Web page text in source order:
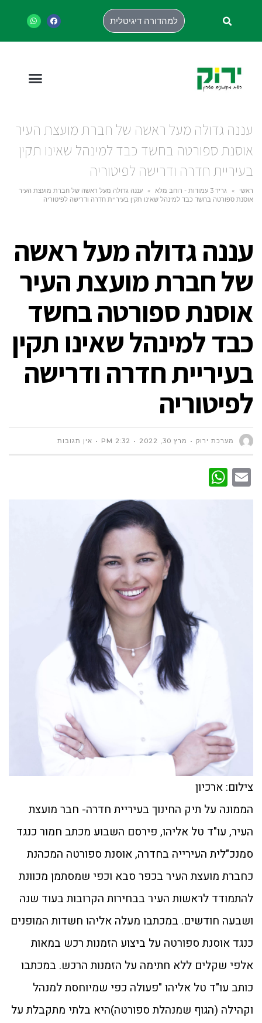
למהדורה דיגיטלית
עננה גדולה מעל ראשה של חברת מועצת העיר
אוסנת ספורטה בחשד כבד למינהל שאינו תקין
בעיריית חדרה ודרישה לפיטוריה
ראשי » גריד 3 עמודות - רוחב מלא »
עננה גדולה מעל ראשה של חברת מועצת העיר
אוסנת ספורטה בחשד כבד למינהל שאינו תקין בעיריית חדרה ודרישה לפיטוריה
עננה גדולה מעל ראשה
של חברת מועצת העיר
אוסנת ספורטה בחשד
כבד למינהל שאינו תקין
בעיריית חדרה ודרישה
לפיטוריה
מערכת ירוק מרץ 30, 2022 2:32 PM אין תגובות
Email
צילום: ארכיון
הממונה על תיק החינוך בעיריית חדרה- חבר מועצת
העיר, עו"ד טל אליהו, פירסם השבוע מכתב חמור כנגד
סמנכ"לית העירייה בחדרה, אוסנת ספורטה המכהנת
כחברת מועצת העיר בכפר סבא וכפי שמסתמן מכוונת
להתמודד לראשות העיר בבחירות הקרובות בעוד שנה
ושבעה חודשים. במכתבו מעלה אליהו חשדות המופנים
כנגד אוסנת ספורטה על ביצוע הזמנות רכש במאות
אלפי שקלים ללא חתימה על הזמנות הרכש. במכתבו
כותב עו"ד טל אליהו "פעולה כפי שמיוחסת למנהל
וקהילה (הגוף שמנהלת ספורטה)היא בלתי מתקבלת על